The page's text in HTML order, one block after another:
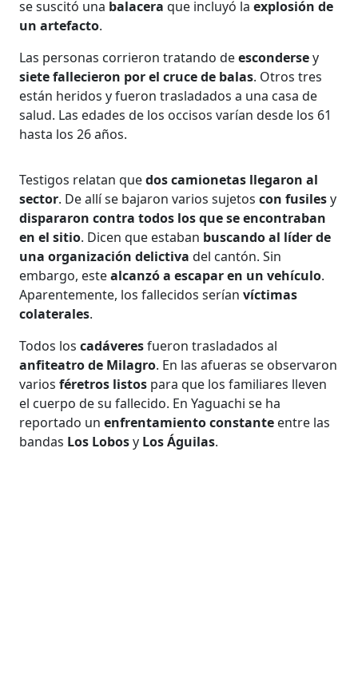
se suscitó una balaceraque incluyó laexplosión de
un artefacto.
Las personas corrieron tratando deescondersey
siete fallecieron por el cruce de balas. Otros tres
están heridos y fueron trasladados a una casa de
salud. Las edades de los occisos varían desde los 61
hasta los 26 años.
Testigos relatan quedos camionetas llegaron al
sector. De allí se bajaron varios sujetoscon fusilesy
dispararon contra todos los que se encontraban
en el sitio. Dicen que estaban buscando al líder de
una organización delictivadel cantón. Sin
embargo, estealcanzó a escapar en un vehículo.
Aparentemente, los fallecidos seríanvíctimas
colaterales.
Todos loscadáveresfueron trasladados al
anfiteatro de Milagro. En las afueras se observaron
variosféretros listos para que los familiares lleven
el cuerpo de su fallecido. En Yaguachi se ha
reportado unenfrentamiento constante entre las
bandas Los Lobosy Los Águilas.